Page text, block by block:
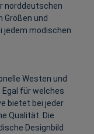
norddeutschen
Größen und
jedem modischen
Westen und
für welches
bietet bei jeder
Qualität. Die
Designbild